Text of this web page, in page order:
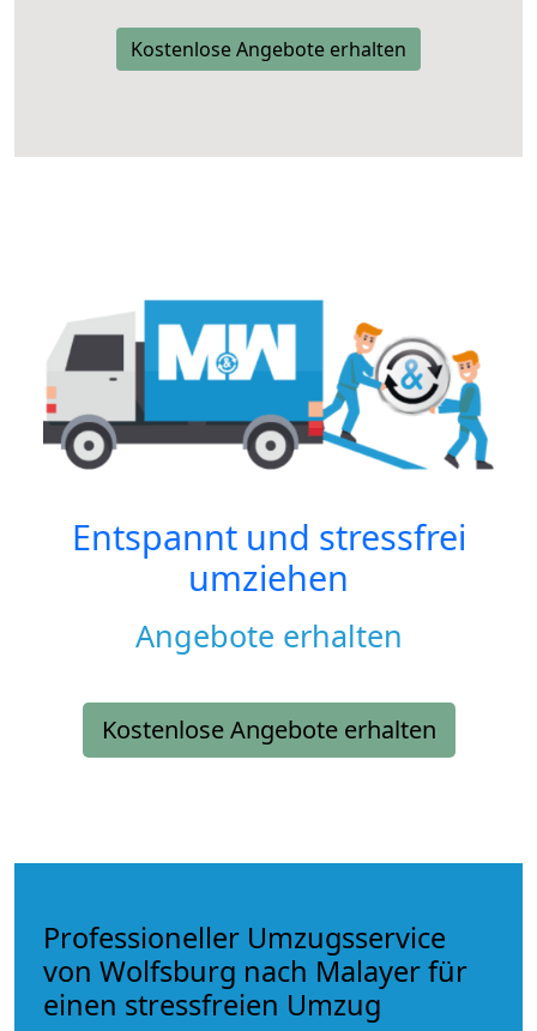
Kostenlose Angebote erhalten
Entspannt und stressfrei
umziehen
Angebote erhalten
Kostenlose Angebote erhalten
Professioneller Umzugsservice
von Wolfsburg nach Malayer für
einen stressfreien Umzug